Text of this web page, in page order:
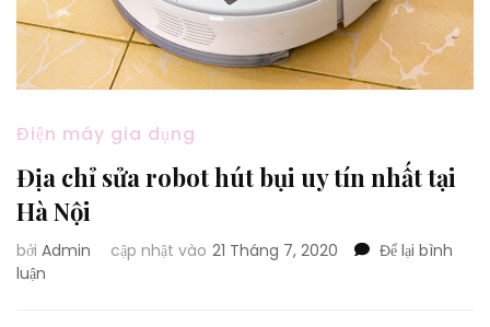
Điện máy gia dụng
Địa chỉ sửa robot hút bụi uy tín nhất tại
Hà Nội
bởi Admin cập nhật vào 21 Tháng 7, 2020
Để lại bình
luận